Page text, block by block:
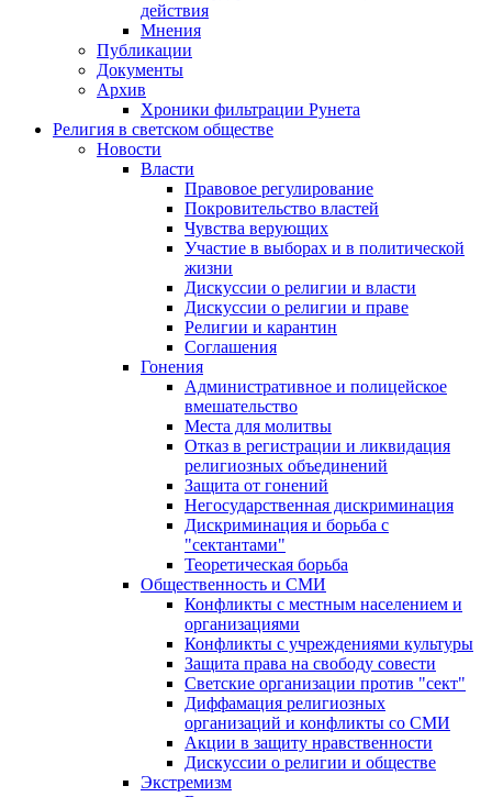
действия
Мнения
Публикации
Документы
Архив
Хроники фильтрации Рунета
Религия в светском обществе
Новости
Власти
Правовое регулирование
Покровительство властей
Чувства верующих
Участие в выборах и в политической
жизни
Дискуссии о религии и власти
Дискуссии о религии и праве
Религии и карантин
Соглашения
Гонения
Административное и полицейское
вмешательство
Места для молитвы
Отказ в регистрации и ликвидация
религиозных объединений
Защита от гонений
Негосударственная дискриминация
Дискриминация и борьба с
"сектантами"
Теоретическая борьба
Общественность и СМИ
Конфликты с местным населением и
организациями
Конфликты с учреждениями культуры
Защита права на свободу совести
Светские организации против "сект"
Диффамация религиозных
организаций и конфликты со СМИ
Акции в защиту нравственности
Дискуссии о религии и обществе
Экстремизм